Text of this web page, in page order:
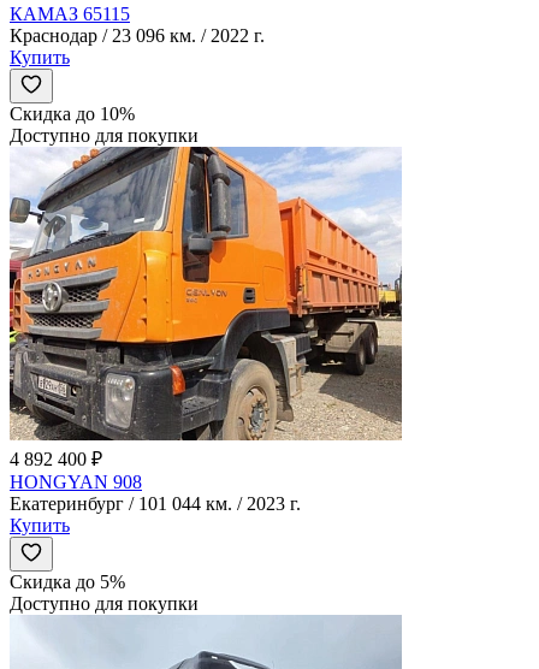
КАМАЗ 65115
Краснодар / 23 096 км. / 2022 г.
Купить
Скидка до 10%
Доступно для покупки
4 892 400 ₽
HONGYAN 908
Екатеринбург / 101 044 км. / 2023 г.
Купить
Скидка до 5%
Доступно для покупки